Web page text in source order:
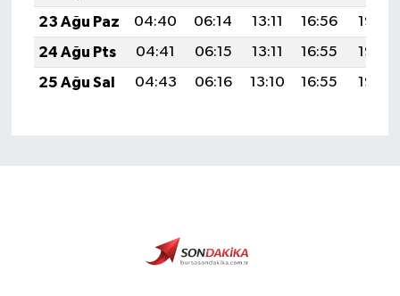
23 Ağu Paz
04:40 06:14 13:11 16:56
19:58
24 Ağu Pts
04:41 06:15 13:11 16:55
19:57
25 Ağu Sal
04:43 06:16 13:10 16:55 19:55